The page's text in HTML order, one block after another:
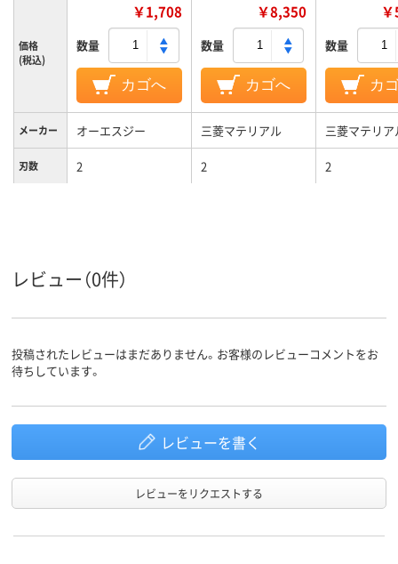
価格
(税込)
￥1,708
数量
カゴへ
￥8,350
数量
カゴへ
数量
カ
メーカー オーエスジー 三菱マテリアル 三菱マテリア
刃数 2 2 2
レビュー（0件）
投稿されたレビューはまだありません。お客様のレビューコメントをお
待ちしています。
レビューを書く
レビューをリクエストする